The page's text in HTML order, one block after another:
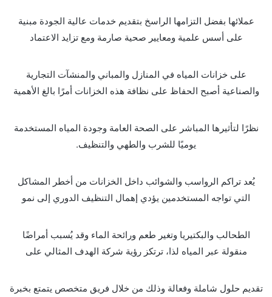
عملائها بفضل التزامها الراسخ بتقديم خدمات عالية الجودة مبنية
على أسس علمية ومعايير صحية صارمة ومع تزايد الاعتماد
على خزانات المياه في المنازل والمباني والمنشآت التجارية
والصناعية أصبح الحفاظ على نظافة هذه الخزانات أمرًا بالغ الأهمية
نظرًا لتأثيرها المباشر على الصحة العامة وجودة المياه المستخدمة
يوميًا للشرب والطهي والتنظيف.
يُعد تراكم الرواسب والشوائب داخل الخزانات من أخطر المشاكل
التي تواجه المستخدمين يؤدي إهمال التنظيف الدوري إلى نمو
الطحالب والبكتيريا وتغير طعم ورائحة الماء وقد يُسبب أمراضًا
منقولة عبر المياه لذا، ترتكز رؤية شركة الهدف المثالي على
تقديم حلول شاملة وفعالة وذلك من خلال فريق متخصص يتمتع بخبرة